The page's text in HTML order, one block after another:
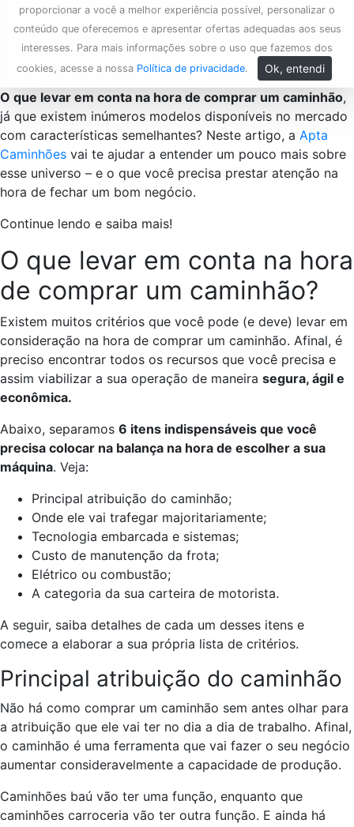
proporcionar a você a melhor experiência possível, personalizar o
conteúdo que oferecemos e apresentar ofertas adequadas aos seus
interesses. Para mais informações sobre o uso que fazemos dos
cookies, acesse a nossa Política de privacidade. Ok, entendi
O que levar em conta na hora de comprar um caminhão,
já que existem inúmeros modelos disponíveis no mercado
com características semelhantes? Neste artigo, a Apta
Caminhões vai te ajudar a entender um pouco mais sobre
esse universo – e o que você precisa prestar atenção na
hora de fechar um bom negócio.
Continue lendo e saiba mais!
O que levar em conta na hora
de comprar um caminhão?
Existem muitos critérios que você pode (e deve) levar em
consideração na hora de comprar um caminhão. Afinal, é
preciso encontrar todos os recursos que você precisa e
assim viabilizar a sua operação de maneira segura, ágil e
econômica.
Abaixo, separamos 6 itens indispensáveis que você
precisa colocar na balança na hora de escolher a sua
máquina. Veja:
Principal atribuição do caminhão;
Onde ele vai trafegar majoritariamente;
Tecnologia embarcada e sistemas;
Custo de manutenção da frota;
Elétrico ou combustão;
A categoria da sua carteira de motorista.
A seguir, saiba detalhes de cada um desses itens e
comece a elaborar a sua própria lista de critérios.
Principal atribuição do caminhão
Não há como comprar um caminhão sem antes olhar para
a atribuição que ele vai ter no dia a dia de trabalho. Afinal,
o caminhão é uma ferramenta que vai fazer o seu negócio
aumentar consideravelmente a capacidade de produção.
Caminhões baú vão ter uma função, enquanto que
caminhões carroceria vão ter outra função. E ainda há